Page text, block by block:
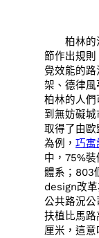
柏林的法
節作出規
覺效能的
架、德律
柏林的人
到無妨礙
取得了由
為例，巧寓
中，75%
體系；803
design改
公共路況
扶植比馬
厘米，這